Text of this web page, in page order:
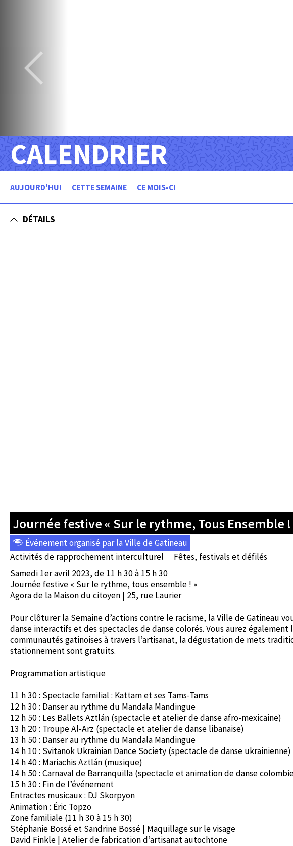
CALENDRIER
AUJOURD'HUI CETTE SEMAINE CE MOIS-CI
DÉTAILS
Journée festive « Sur le rythme, Tous Ensemble !
Événement organisé par la Ville de Gatineau
Activités de rapprochement interculturel
Fêtes, festivals et défilés
Samedi 1er avril 2023, de 11 h 30 à 15 h 30
Journée festive « Sur le rythme, tous ensemble ! »
Agora de la Maison du citoyen | 25, rue Laurier
Pour clôturer la Semaine d’actions contre le racisme, la Ville de Gatineau
danse interactifs et des spectacles de danse colorés. Vous aurez
communautés gatinoises à travers l’artisanat, la dégustation de mets
stationnement sont gratuits.
Programmation artistique
11 h 30 : Spectacle familial : Kattam et ses Tams-Tams
12 h 30 : Danser au rythme du Mandala Mandingue
12 h 50 : Les Ballets Aztlán (spectacle et atelier de danse afro-mexicaine)
13 h 20 : Troupe Al-Arz (spectacle et atelier de danse libanaise)
13 h 50 : Danser au rythme du Mandala Mandingue
14 h 10 : Svitanok Ukrainian Dance Society (spectacle de danse ukrainienne)
14 h 40 : Mariachis Aztlán (musique)
14 h 50 : Carnaval de Barranquilla (spectacle et animation de danse
15 h 30 : Fin de l’événement
Entractes musicaux : DJ Skorpyon
Animation : Éric Topzo
Zone familiale (11 h 30 à 15 h 30)
Stéphanie Bossé et Sandrine Bossé | Maquillage sur le visage
David Finkle | Atelier de fabrication d’artisanat autochtone